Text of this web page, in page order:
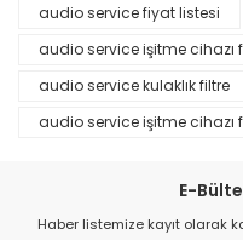
audio service fiyat listesi
audio service işitme cihazı
audio service kulaklık filtre
audio service işitme cihazı
E-
Haber listemize kayıt olarak